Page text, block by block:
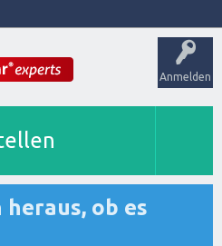
Anmelden
ob es